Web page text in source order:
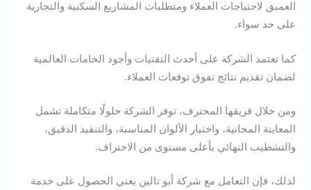
العميق لاحتياجات العملاء ومتطلبات المشاريع السكنية والتجارية
على حد سواء.
كما تعتمد الشركة على أحدث التقنيات وأجود الخامات العالمية
لضمان تقديم نتائج تفوق توقعات العملاء.
ومن خلال فريقها المحترف، توفر الشركة حلولًا متكاملة تشمل
المعاينة المجانية، واختيار الألوان المناسبة، والتنفيذ الدقيق،
والتشطيب النهائي بأعلى مستوى من الاحتراف.
لذلك، فإن التعامل مع شركة أبو تالين يعني الحصول على خدمة